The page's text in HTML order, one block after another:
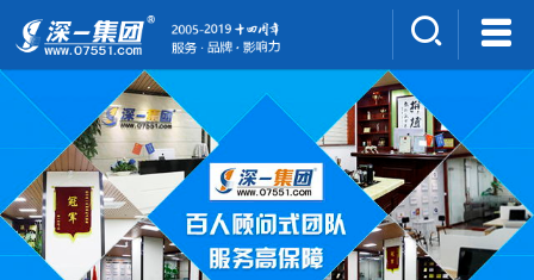
集团介绍
人才招聘
案例展示
新闻中心